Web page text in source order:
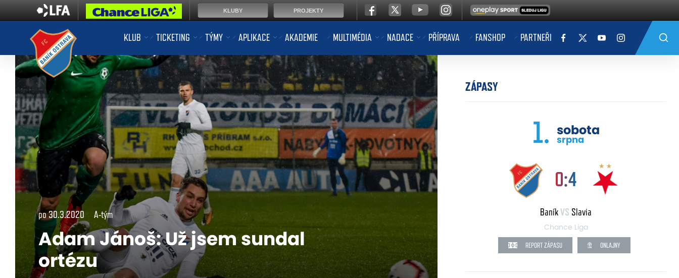
KLUB TICKETING TÝMY APLIKACE AKADEMIE MULTIMÉDIA NADACE PŘÍPRAVA FANSHOP PARTNEŘI
po 30.3.2020 A-tým
Adam Jánoš: Už jsem sundal
ortézu
ZÁPASY
1. sobota
srpna
0:4
BaníkVS Slavia
Chance Liga
REPORT ZÁPASU ONLAJNY
KLUBY PROJEKTY